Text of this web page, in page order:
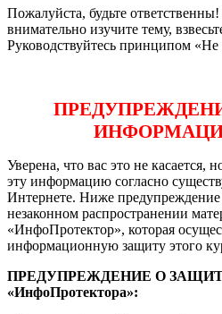
Пожалуйста, будьте
внимательно изучите тему,
Руководствуйтесь принципом «Не
Уверена, что вас это не касается,
эту информацию согласно
Интернете. Ниже
незаконном распространении
«ИнфоПротектор», которая
информационную защиту этого
ПРЕДУПРЕЖДЕНИЕ О
«ИнфоПротектора»: